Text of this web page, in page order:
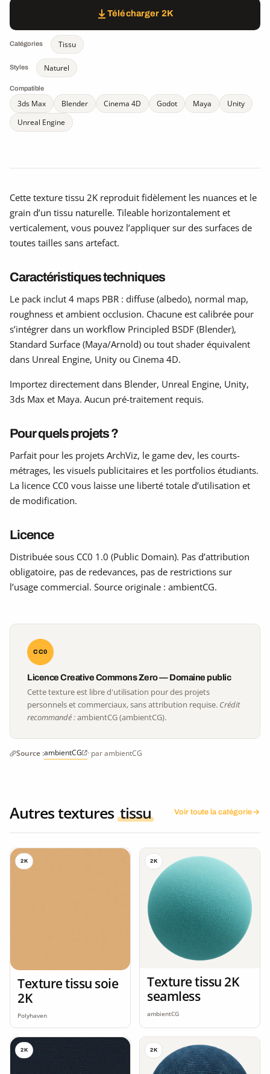
Télécharger 2K
Catégories Tissu
Styles Naturel
Compatible
3ds Max Blender Cinema 4D Godot Maya
Unity
Unreal Engine
Cette texture tissu 2K reproduit fidèlement les nuances et le
grain d’un tissu naturelle. Tileable horizontalement et
verticalement, vous pouvez l’appliquer sur des surfaces de
toutes tailles sans artefact.
Caractéristiques techniques
Le pack inclut 4 maps PBR : diffuse (albedo), normal map,
roughness et ambient occlusion. Chacune est calibrée pour
s’intégrer dans un workflow Principled BSDF (Blender),
Standard Surface (Maya/Arnold) ou tout shader équivalent
dans Unreal Engine, Unity ou Cinema 4D.
Importez directement dans Blender, Unreal Engine, Unity,
3ds Max et Maya. Aucun pré-traitement requis.
Pour quels projets ?
Parfait pour les projets ArchViz, le game dev, les courts-
métrages, les visuels publicitaires et les portfolios étudiants.
La licence CC0 vous laisse une liberté totale d’utilisation et
de modification.
Licence
Distribuée sous CC0 1.0 (Public Domain). Pas d’attribution
obligatoire, pas de redevances, pas de restrictions sur
l’usage commercial. Source originale : ambientCG.
CC0
Licence Creative Commons Zero — Domaine public
Cette texture est libre d'utilisation pour des projets
personnels et commerciaux, sans attribution requise. Crédit
recommandé :ambientCG (ambientCG).
Source :ambientCG · par ambientCG
Autres textures tissu Voir toute la catégorie
2K
Texture tissu soie
2K
Polyhaven
2K
Texture tissu 2K
seamless
ambientCG
2K 2K